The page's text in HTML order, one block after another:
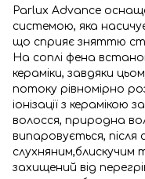
Parlux Advance
системою, яка
що сприяє зняттю
На соплі фена
кераміки, завдяки
потоку рівномірно
іонізації з керамікою
волосся, природна
випаровується, після
слухняним,блискучим
захищений від